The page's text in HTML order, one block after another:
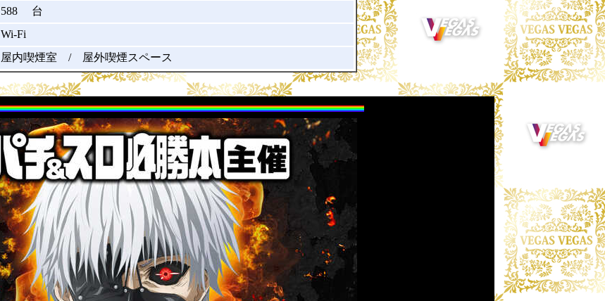
588 台
Wi-Fi
屋内喫煙室 / 屋外喫煙スペース